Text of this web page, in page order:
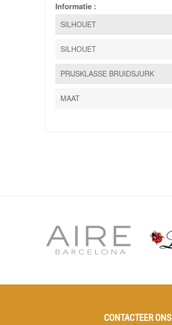
Informatie :
SILHOUET
SILHOUET
PRIJSKLASSE BRUIDSJURK
MAAT
CONTACTEER ONS